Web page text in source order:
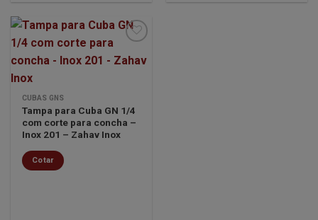
CUBAS GNS
Tampa para Cuba GN 1/4
com corte para concha –
Inox 201 – Zahav Inox
Cotar